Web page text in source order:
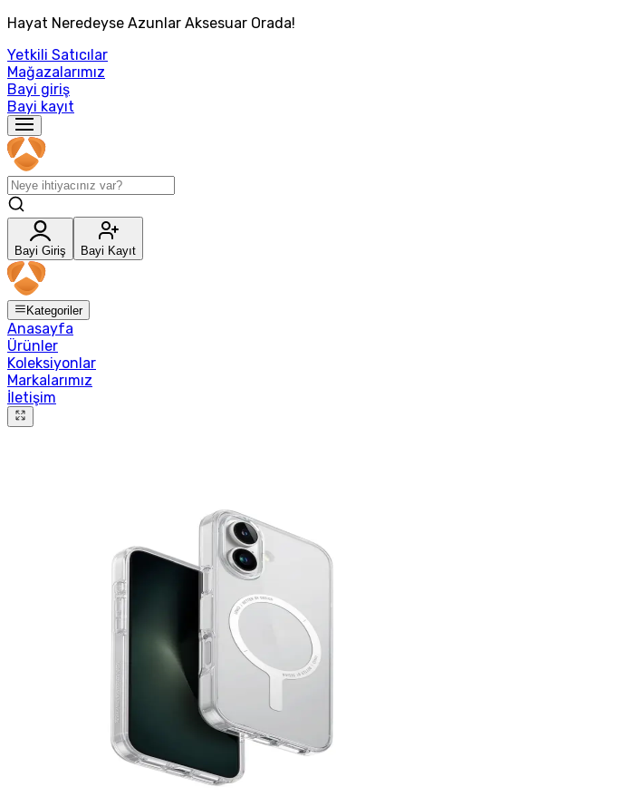
Hayat Neredeyse Azunlar Aksesuar Orada!
Yetkili Satıcılar
Mağazalarımız
Bayi giriş
Bayi kayıt
Bayi Giriş Bayi Kayıt
Kategoriler
Anasayfa
Ürünler
Koleksiyonlar
Markalarımız
İletişim